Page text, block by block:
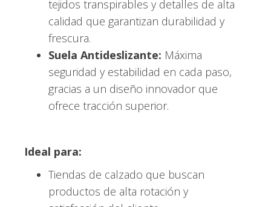
tejidos transpirables y detalles de alta
calidad que garantizan durabilidad y
frescura.
Suela Antideslizante: Máxima
seguridad y estabilidad en cada paso,
gracias a un diseño innovador que
ofrece tracción superior.
Ideal para:
Tiendas de calzado que buscan
productos de alta rotación y